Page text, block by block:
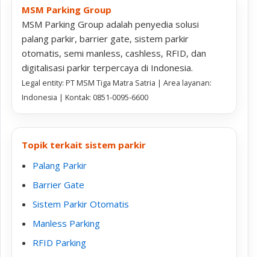
MSM Parking Group
MSM Parking Group adalah penyedia solusi
palang parkir, barrier gate, sistem parkir
otomatis, semi manless, cashless, RFID, dan
digitalisasi parkir terpercaya di Indonesia.
Legal entity: PT MSM Tiga Matra Satria | Area layanan:
Indonesia | Kontak: 0851-0095-6600
Topik terkait sistem parkir
Palang Parkir
Barrier Gate
Sistem Parkir Otomatis
Manless Parking
RFID Parking